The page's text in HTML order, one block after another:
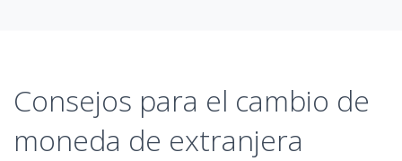
Consejos para el cambio de
moneda de extranjera